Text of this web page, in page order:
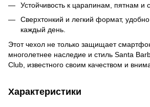
Устойчивость к царапинам, пятнам и
Сверхтонкий и легкий формат,
каждый день.
Этот чехол не только защищает
многолетнее наследие и стиль Santa
Club, известного своим качеством и
Характеристики